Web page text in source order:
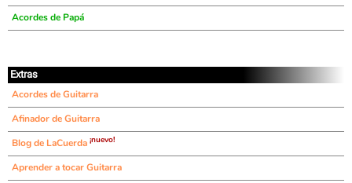
Acordes de Papá
Extras
Acordes de Guitarra
Afinador de Guitarra
Blog de LaCuerda ¡nuevo!
Aprender a tocar Guitarra